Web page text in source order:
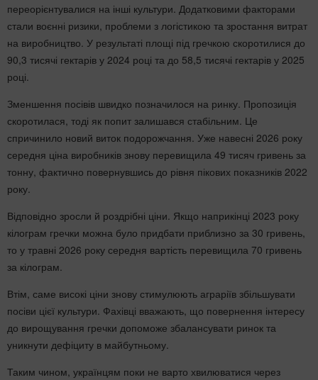
переорієнтувалися на інші культури. Додатковими факторами
стали воєнні ризики, проблеми з логістикою та зростання витрат
на виробництво. У результаті площі під гречкою скоротилися до
90,3 тисячі гектарів у 2024 році та до 58,5 тисячі гектарів у 2025
році.
Зменшення посівів швидко позначилося на ринку. Пропозиція
скоротилася, тоді як попит залишався стабільним. Це
спричинило новий виток подорожчання. Уже навесні 2026 року
середня ціна виробників знову перевищила 49 тисяч гривень за
тонну, фактично повернувшись до рівня пікових показників 2022
року.
Відповідно зросли й роздрібні ціни. Якщо наприкінці 2023 року
кілограм гречки можна було придбати приблизно за 30 гривень,
то у травні 2026 року середня вартість перевищила 70 гривень
за кілограм.
Втім, саме високі ціни знову стимулюють аграріїв збільшувати
посіви цієї культури. Фахівці вважають, що повернення інтересу
до вирощування гречки допоможе збалансувати ринок та
уникнути дефіциту в майбутньому.
Таким чином, українцям поки не варто хвилюватися через